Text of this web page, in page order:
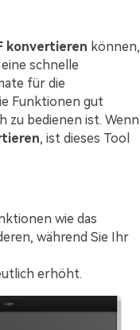
konvertieren können,
schnelle
für die
Funktionen gut
zu bedienen ist. Wenn
, ist dieses Tool
wie das
während Sie Ihr
erhöht.